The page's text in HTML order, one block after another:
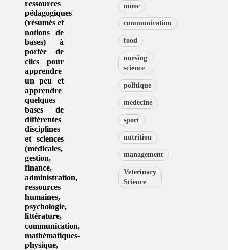
ressources
pédagogiques
(résumés et
notions de
bases) à
portée de
clics pour
apprendre
un peu et
apprendre
quelques
bases de
différentes
disciplines
et sciences
(médicales,
gestion,
finance,
administration,
ressources
humaines,
psychologie,
littérature,
communication,
mathématiques-
physique,
mooc
communication
food
nursing
science
politique
medecine
sport
nutrition
management
Veterinary
Science